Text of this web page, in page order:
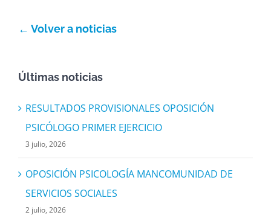
← Volver a noticias
Últimas noticias
RESULTADOS PROVISIONALES OPOSICIÓN
PSICÓLOGO PRIMER EJERCICIO
3 julio, 2026
OPOSICIÓN PSICOLOGÍA MANCOMUNIDAD DE
SERVICIOS SOCIALES
2 julio, 2026